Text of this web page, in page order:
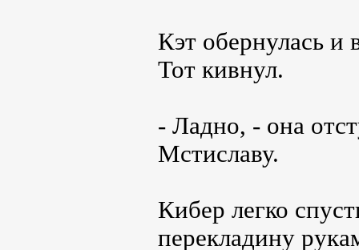
Кэт обернулась и
Тот кивнул.
- Ладно, - она
Мстиславу.
Кибер легко
перекладину